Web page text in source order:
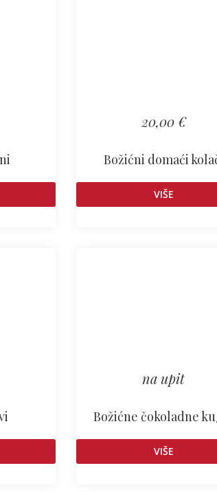
20,00 €
Božićni domaći
VIŠE
na upit
Božićne čokoladne
VIŠE